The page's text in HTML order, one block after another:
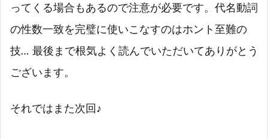
ってくる場合もあるので注意が必要です。代名動詞
の性数一致を完璧に使いこなすのはホント至難の
技… 最後まで根気よく読んでいただいてありがとう
ございます。
それではまた次回♪